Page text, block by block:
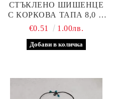
СТЪКЛЕНО ШИШЕНЦЕ
С КОРКОВА ТАПА 8,0 Х
2,0 СМ
€0.51 1.00лв.